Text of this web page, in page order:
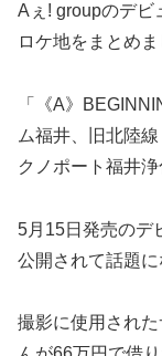
Aぇ! groupのデビ
ロケ地をまとめま
「《A》
ム福井、旧北陸
クノポート福井浄
5月15日発売のデ
公開されて話題に
撮影に使用され